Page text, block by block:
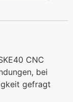
CNC
bei
gefragt